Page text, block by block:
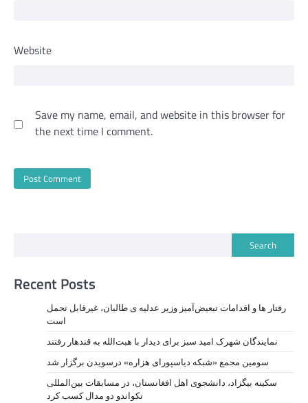
Website
Save my name, email, and website in this browser for
the next time I comment.
Search
Recent Posts
رفتار ها و اقدامات تبعیض‌آمیز وزیر عدلیه ی طالبان، ‏غیرقابل تحمل
است
نمايندگان شهرک امید سبز برای دیدار با هبت‌الله به قندهار رفتند
سومین مجمع «شبکه دیاسپورای هزاره» درسویدن برگزار شد
سکینه بیگزاد، دانشجوی اهل افغانستان، در مسابقات بین‌المللی
تکواندو دو مدال کسب کرد